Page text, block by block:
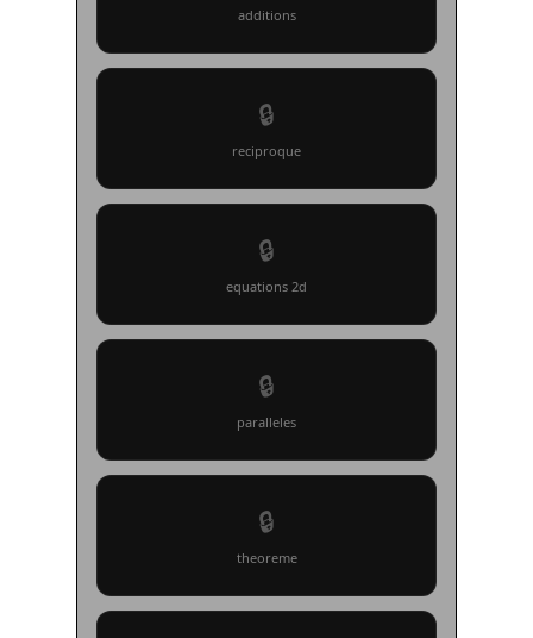
additions
🔒
reciproque
🔒
equations 2d
🔒
paralleles
🔒
theoreme